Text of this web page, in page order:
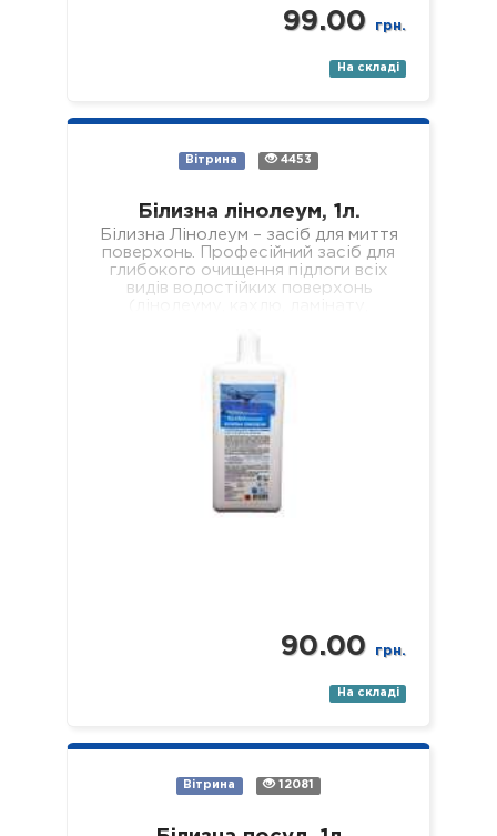
99.00 грн.
На складі
Вітрина 4453
Білизна лінолеум, 1л.
Білизна Лінолеум – засіб для миття
поверхонь. Професійний засіб для
глибокого очищення підлоги всіх
видів водостійких поверхонь
90.00 грн.
На складі
Вітрина 12081